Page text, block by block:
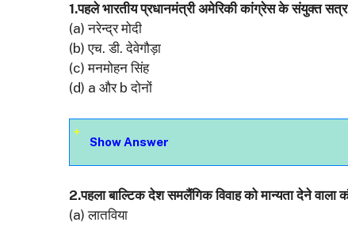
1.पहले भारतीय प्रधानमंत्री अमेरिकी कांग्रेस के संयुक्त
(a) नरेन्द्र मोदी
(b) एच. डी. देवेगौड़ा
(c) मनमोहन सिंह
(d) a और b दोनों
Show Answer
2.पहला बाल्टिक देश समलैंगिक विवाह को मान्यता देने वाला
(a) लातविया